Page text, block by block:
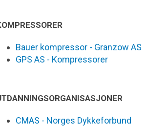
Bauer kompressor - Granzow AS
GPS AS - Kompressorer
CMAS - Norges Dykkeforbund